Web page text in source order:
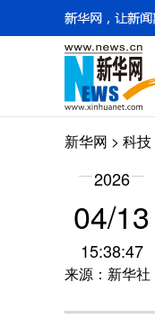
新华网 > 科技
2026
04/13
15:38:47
来源：新华社